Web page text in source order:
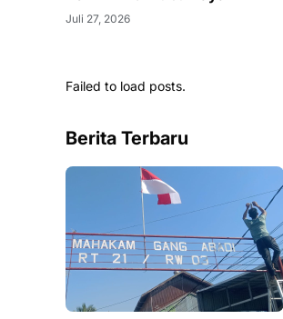
Juli 27, 2026
Failed to load posts.
Berita Terbaru